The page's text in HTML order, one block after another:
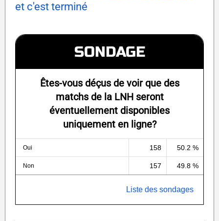
et c'est terminé
SONDAGE
Êtes-vous déçus de voir que des
matchs de la LNH seront
éventuellement disponibles
uniquement en ligne?
Oui 158 50.2 %
Non 157 49.8 %
Liste des sondages